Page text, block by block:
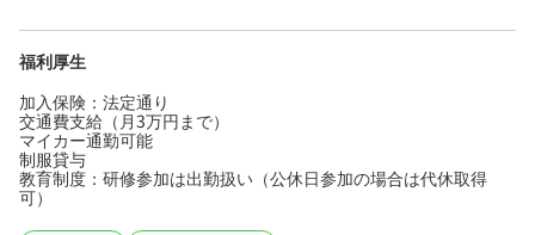
福利厚生
加入保険：法定通り
交通費支給（月3万円まで）
マイカー通勤可能
制服貸与
教育制度：研修参加は出勤扱い（公休日参加の場合は代休取得
可）